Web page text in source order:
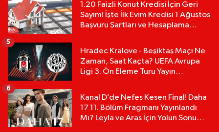
1.20 Faizli Konut Kredisi İçin Geri
Sayım! İşte İlk Evim Kredisi 1 Ağustos
Başvuru Şartları ve Hesaplama
Hradec Kralove - Beşiktaş Maçı Ne
Zaman, Saat Kaçta? UEFA Avrupa
Ligi 3. Ön Eleme Turu Yayın
5
Kanal D’de Nefes Kesen Final! Daha
17 11. Bölüm Fragmanı Yayınlandı
Mı? Leyla ve Aras İçin Yolun Sonu
6